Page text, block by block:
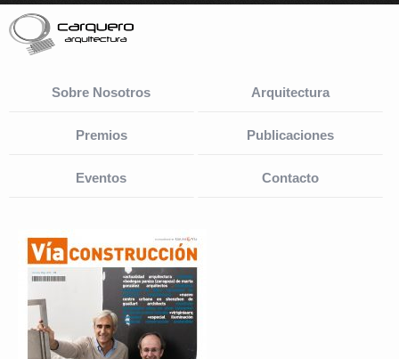
Sobre Nosotros Arquitectura
Premios Publicaciones
Eventos Contacto